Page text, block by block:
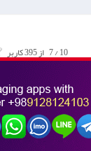
7/10 از395کاربر